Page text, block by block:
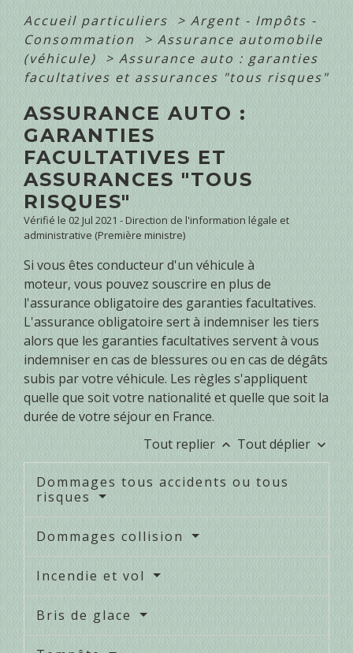
Accueil particuliers > Argent - Impôts -
Consommation
> Assurance automobile
(véhicule)
> Assurance auto : garanties
facultatives et assurances "tous risques"
ASSURANCE AUTO :
GARANTIES
FACULTATIVES ET
ASSURANCES "TOUS
RISQUES"
Vérifié le 02 Jul 2021 - Direction de l'information légale et
administrative (Première ministre)
Si vous êtes conducteur d'un véhicule à
moteur, vous pouvez souscrire en plus de
l'assurance obligatoire des garanties facultatives.
L'assurance obligatoire sert à indemniser les tiers
alors que les garanties facultatives servent à vous
indemniser en cas de blessures ou en cas de dégâts
subis par votre véhicule. Les règles s'appliquent
quelle que soit votre nationalité et quelle que soit la
durée de votre séjour en France.
Tout replier keyboard_arrow_up Tout déplier keyboard_arrow_down
Dommages tous accidents ou tous
risques
Dommages collision
Incendie et vol
Bris de glace